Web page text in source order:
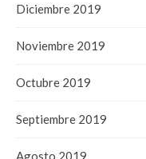
Diciembre 2019
Noviembre 2019
Octubre 2019
Septiembre 2019
Agosto 2019